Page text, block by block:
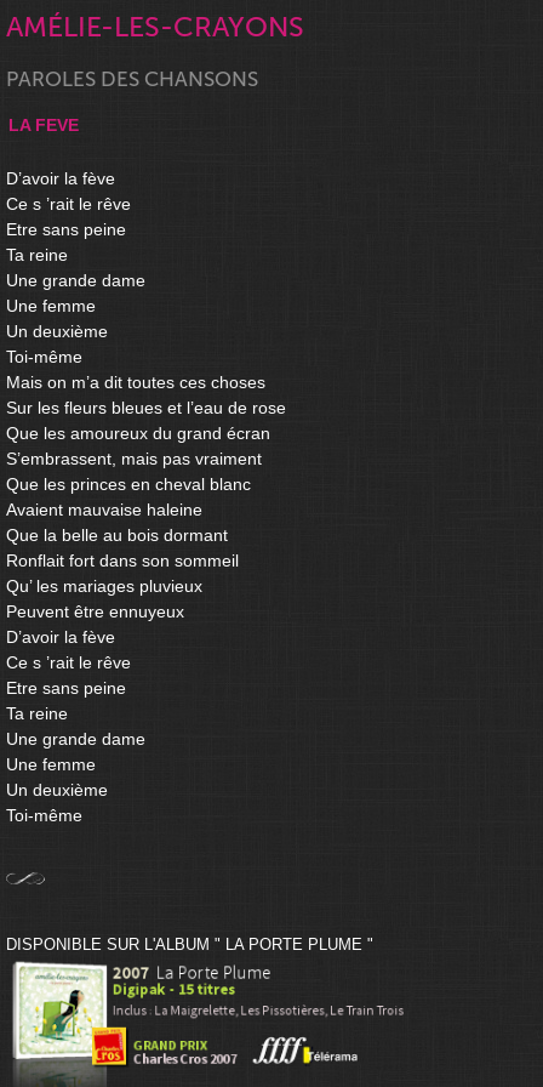
AMÉLIE-LES-CRAYONS
PAROLES DES CHANSONS
LA FEVE
D’avoir la fève
Ce s ’rait le rêve
Etre sans peine
Ta reine
Une grande dame
Une femme
Un deuxième
Toi-même
Mais on m’a dit toutes ces choses
Sur les fleurs bleues et l’eau de rose
Que les amoureux du grand écran
S’embrassent, mais pas vraiment
Que les princes en cheval blanc
Avaient mauvaise haleine
Que la belle au bois dormant
Ronflait fort dans son sommeil
Qu’ les mariages pluvieux
Peuvent être ennuyeux
D’avoir la fève
Ce s ’rait le rêve
Etre sans peine
Ta reine
Une grande dame
Une femme
Un deuxième
Toi-même
DISPONIBLE SUR L'ALBUM " LA PORTE PLUME "